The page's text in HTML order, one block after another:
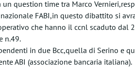
un question time tra Marco
FABI,in questo dibattito si
che hanno il ccnl scaduto dal
n.49.
in due Bcc,quella di Serino e
ABI (associazione bancaria italiana).